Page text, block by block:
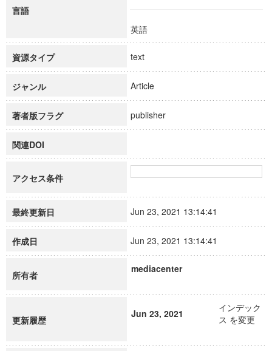
言語
英語
資源タイプ text
ジャンル Article
著者版フラグ publisher
関連DOI
アクセス条件
最終更新日 Jun 23, 2021 13:14:41
作成日 Jun 23, 2021 13:14:41
所有者
mediacenter
更新履歴
Jun 23, 2021
インデック
ス を変更